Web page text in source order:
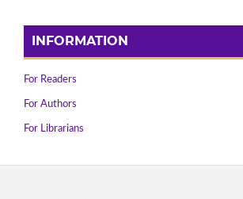
INFORMATION
For Readers
For Authors
For Librarians